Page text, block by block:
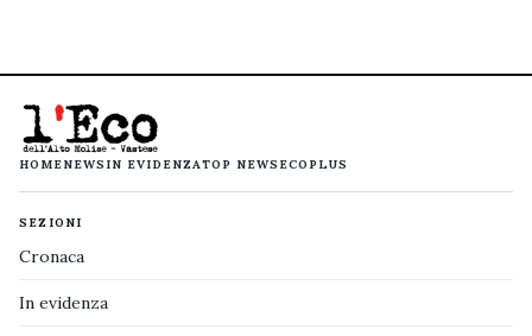
HOMENEWS IN EVIDENZATOP NEWS ECOPLUS
SEZIONI
Cronaca
In evidenza